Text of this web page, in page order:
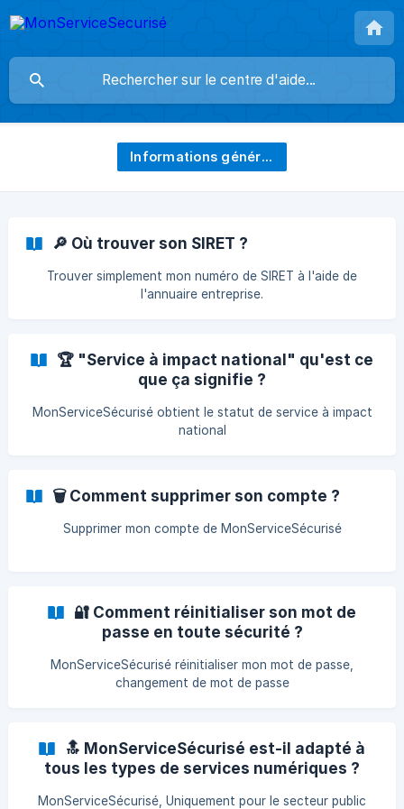
Informations génériques
🔎 Où trouver son SIRET ?
Trouver simplement mon numéro de SIRET à l'aide de
l'annuaire entreprise.
🏆 "Service à impact national" qu'est ce
que ça signifie ?
MonServiceSécurisé obtient le statut de service à impact
national
🗑️ Comment supprimer son compte ?
Supprimer mon compte de MonServiceSécurisé
🔐 Comment réinitialiser son mot de
passe en toute sécurité ?
MonServiceSécurisé réinitialiser mon mot de passe,
changement de mot de passe
🔝 MonServiceSécurisé est-il adapté à
tous les types de services numériques ?
MonServiceSécurisé, Uniquement pour le secteur public